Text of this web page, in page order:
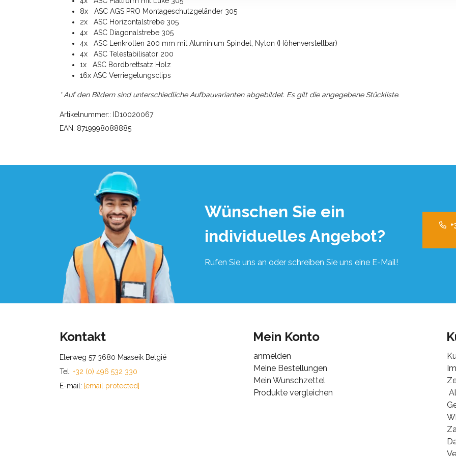
8x ASC AGS PRO Montageschutzgeländer 305
2x ASC Horizontalstrebe 305
4x ASC Diagonalstrebe 305
4x ASC Lenkrollen 200 mm mit Aluminium Spindel, Nylon (Höhenverstellbar)
4x ASC Telestabilisator 200
1x ASC Bordbrettsatz Holz
16x ASC Verriegelungsclips
* Auf den Bildern sind unterschiedliche Aufbauvarianten abgebildet. Es gilt die angegebene Stückliste.
Artikelnummer:: ID10020067
EAN: 8719998088885
Wünschen Sie ein
individuelles Angebot?
Rufen Sie uns an oder schreiben Sie uns eine E-Mail!
Kontakt
Elerweg 57 3680 Maaseik België
Tel: +32 (0) 496 532 330
E-mail: [email protected]
Mein Konto
anmelden
Meine Bestellungen
Mein Wunschzettel
Produkte vergleichen